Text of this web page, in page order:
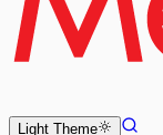
Light Theme